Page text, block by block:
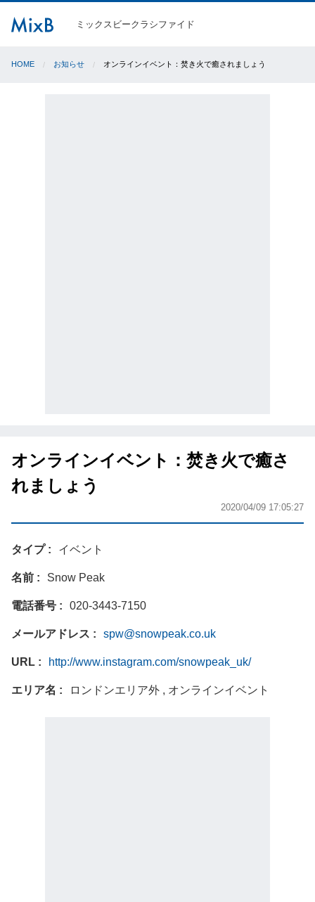
ミックスビークラシファイド
HOME お知らせ オンラインイベント：焚き火で癒されましょう
オンラインイベント：焚き火で癒さ
れましょう
2020/04/09 17:05:27
タイプ イベント
名前 Snow Peak
電話番号 020-3443-7150
メールアドレス spw@snowpeak.co.uk
URL http://www.instagram.com/snowpeak_uk/
エリア名 ロンドンエリア外 , オンラインイベント